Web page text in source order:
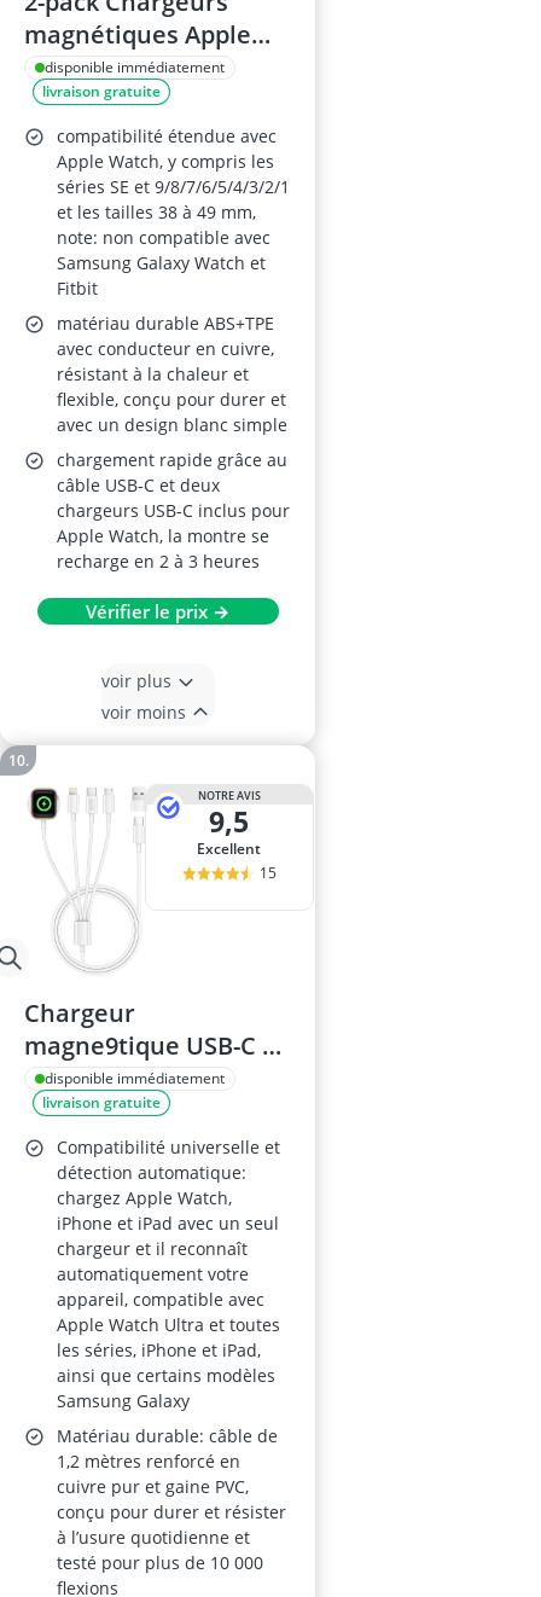
magnétiques Apple
Watch USB-C 1 m,
compatibles Apple
Watch Series 1–10 et
disponible immédiatement
livraison gratuite
compatibilité étendue avec
Apple Watch, y compris les
séries SE et 9/8/7/6/5/4/3/2/1
et les tailles 38 à 49 mm,
note: non compatible avec
Samsung Galaxy Watch et
Fitbit
matériau durable ABS+TPE
avec conducteur en cuivre,
résistant à la chaleur et
flexible, conçu pour durer et
avec un design blanc simple
chargement rapide grâce au
câble USB-C et deux
chargeurs USB-C inclus pour
Apple Watch, la montre se
recharge en 2 à 3 heures
Vérifier le prix →
voir plus
voir moins
NOTRE AVIS
9,5
Excellent
15
Chargeur
magne9tique USB-C 4
en 2 pour Apple Watch
– câble 1,2 m,
compatible Apple
Watch Series
6/7/8/SE/Ultra et
iPhone/iPad/AirPods/
Galaxy
disponible immédiatement
livraison gratuite
Compatibilité universelle et
détection automatique:
chargez Apple Watch,
iPhone et iPad avec un seul
chargeur et il reconnaît
automatiquement votre
appareil, compatible avec
Apple Watch Ultra et toutes
les séries, iPhone et iPad,
ainsi que certains modèles
Samsung Galaxy
Matériau durable: câble de
1,2 mètres renforcé en
cuivre pur et gaine PVC,
conçu pour durer et résister
à l’usure quotidienne et
testé pour plus de 10 000
flexions